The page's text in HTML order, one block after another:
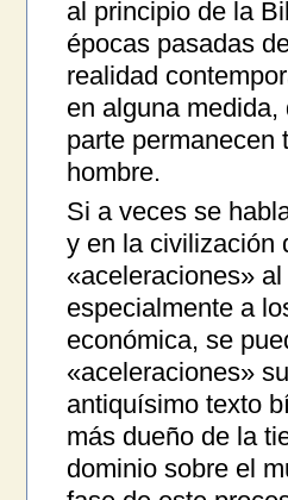
al principio de la
épocas pasadas
realidad
en alguna
parte permanecen
hombre.
Si a veces se
y en la civilización
«aceleraciones»
especialmente a
económica, se
«aceleraciones»
antiquísimo texto
más dueño de la
dominio sobre el